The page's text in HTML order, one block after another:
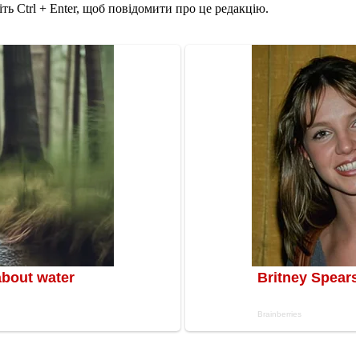
Ctrl + Enter, щоб повідомити про це редакцію.